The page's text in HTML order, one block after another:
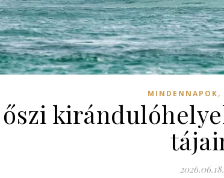
MINDENNAPOK,
2026.06.18.